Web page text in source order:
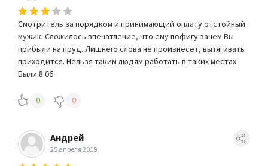
Смотритель за порядком и принимающий оплату отстойный
мужик. Сложилось впечатление, что ему пофигу зачем Вы
прибыли на пруд. Лишнего слова не произнесет, вытягивать
приходится. Нельзя таким людям работать в таких местах.
Были 8.06.
0 0
Андрей
25 апреля 2019